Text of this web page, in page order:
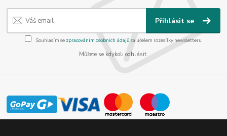
Přihlásit se
Souhlasím se zpracováním osobních údajůza účelem rozesílky newsletteru.
Můžete se kdykoli odhlásit.